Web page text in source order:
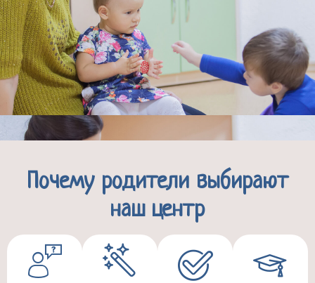
Почему родители выбирают
наш центр